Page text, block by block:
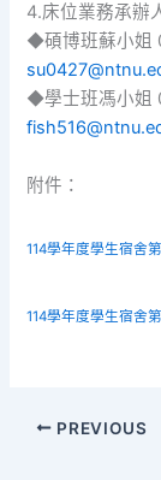
4.床位業務承辦
◆碩博班蘇小姐
◆學士班馮小姐
附件：
114學年度學生宿舍
114學年度學生宿舍
PREVIOUS